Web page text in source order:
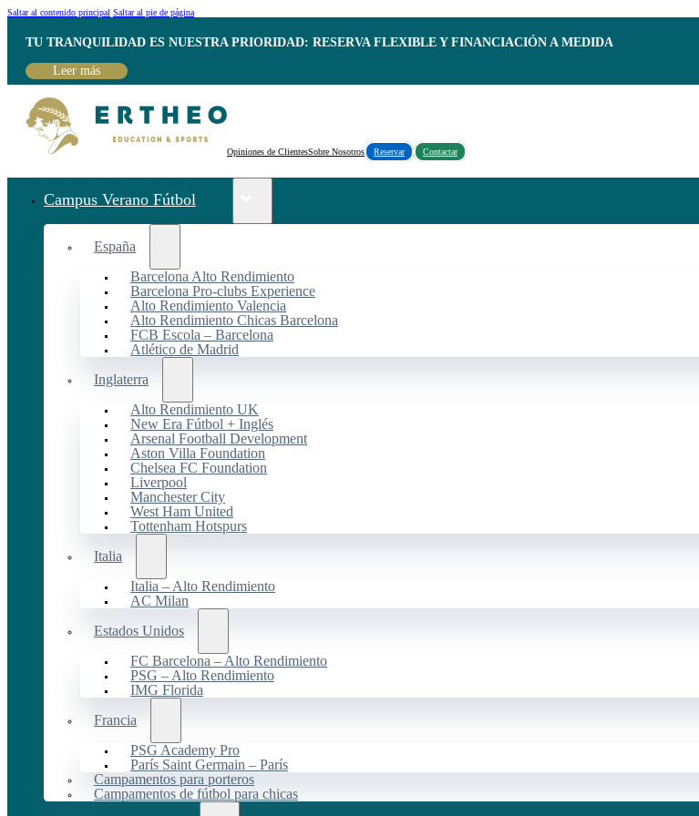
Saltar al contenido principal Saltar al pie de página
TU TRANQUILIDAD ES NUESTRA PRIORIDAD: RESERVA FLEXIBLE Y FINANCIACIÓN A MEDIDA
Leer más
Opiniones de ClientesSobre Nosotros Reservar Contactar
Campus Verano Fútbol
España
Barcelona Alto Rendimiento
Barcelona Pro-clubs Experience
Alto Rendimiento Valencia
Alto Rendimiento Chicas Barcelona
FCB Escola – Barcelona
Atlético de Madrid
Inglaterra
Alto Rendimiento UK
New Era Fútbol + Inglés
Arsenal Football Development
Aston Villa Foundation
Chelsea FC Foundation
Liverpool
Manchester City
West Ham United
Tottenham Hotspurs
Italia
Italia – Alto Rendimiento
AC Milan
Estados Unidos
FC Barcelona – Alto Rendimiento
PSG – Alto Rendimiento
IMG Florida
Francia
PSG Academy Pro
París Saint Germain – París
Campamentos para porteros
Campamentos de fútbol para chicas